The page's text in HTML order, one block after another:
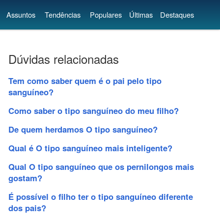
Assuntos Tendências Populares Últimas Destaques
Dúvidas relacionadas
Tem como saber quem é o pai pelo tipo
sanguíneo?
Como saber o tipo sanguíneo do meu filho?
De quem herdamos O tipo sanguíneo?
Qual é O tipo sanguíneo mais inteligente?
Qual O tipo sanguíneo que os pernilongos mais
gostam?
É possível o filho ter o tipo sanguíneo diferente
dos pais?